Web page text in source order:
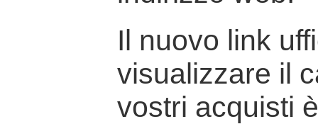
Il nuovo link
visualizzare il
vostri acquisti